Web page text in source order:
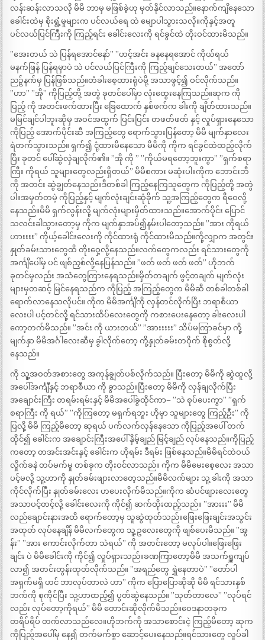
လန်းဆန်းလာသလို မိမိ ဘာမှ မဖြစ်ခဲ့ဟု မှတ်နိုင်လာသည်။နောက်ကျိနေသော
ခေါင်းထဲမှ စိုးရွံ့မှုများက ပင်လယ်ရေ ထဲ မျောပါသွားသလို။ကိုနှင့်အတူ
ပင်လယ်ပြင်ကြီးကို ကြည့်ရင်း ခေါင်းလေးကို ရင်ခွင်ထဲ တိုးဝင်ထားမိသည်။
”အေးတယ် သဲ ပြန်ရအောင်နော်” ”ဟင့်အင်း ခနနေရအောင် ကိုယ်ရယ်
မနက်ဖြန် ပြန်ရမှာပဲ သဲ ပင်လယ်ပြင်ကြီးကို ကြည့်ချင်သေးတယ်” အတော်
ညဉ့်နက်မှ ပြန်ဖြစ်သည်။တံခါးစေ့ထားရုံပဲမို့ အသာဖွင့်၍ ဝင်လိုက်သည်။
”ဟာ” ”အို” ကိုပြည့်တို့ အတွဲ ခုတင်ပေါ်မှာ လုံးထွေးနေကြသည်။ဆုက ကို
ပြည့် ကို အတင်းဖက်ထားပြီး ခြေထောက် နှစ်ဖက်က ခါးကို ချိတ်ထားသည်။
မမြင်ချင်ပါဘူးဆိုမှ အဝင်အထွက် ပြင်းပြင်း တဖတ်ဖတ် နှင့် လှုပ်ရှားနေသော
ကိုပြည့် အောက်ပိုင်းဆီ အကြည့်တွေ ရောက်သွားပြန်တော့ မိမိ မျက်နှာလေး
ရဲတက်သွားသည်။ ရှက်၍ ငုံ့ထားမိနေသော မိမိကို ကိုက ရင်ခွင်ထဲထည့်လိုက်
ပြီး ခုတင် ပေါ်ဆွဲလှဲချလိုက်၏။ ”အို ကို ” ”ကိုယ်မရတော့ဘူးကွာ” ”ရှက်စရာ
ကြီး ကိုရယ် သူများတွေလည်းရှိတယ်” မိမိစကား မဆုံးပါ။ကိုက ဘောင်းဘီ
ကို အတင်း ဆွဲချွတ်နေသည်။ဒီတစ်ခါ ကြည့်နေကြသူတွေက ကိုပြည့်တို့ အတွဲ
ပါ။အမှတ်တမဲ့ ကိုပြည့်နှင့် မျက်လုံးချင်းဆုံခိုက် သူ့အကြည့်တွေက ရီဝေလို့
နေသည်။မိမိ ရှက်လွန်းလို့ မျက်လုံးများမှိတ်ထားသည်။အောက်ပိုင်း ပြောင်
သလင်းခါသွားတော့မှ ကိုက မျက်နှာအပ်၍နမ်းပါတော့သည်။ ”အား ကိုရယ်
ဟားးးး” ကိုယ့်ခေါင်းလေးကို ကိုင်ထားရုံ ကိုင်ထားမိသည်။ကို့လျှာက အတွင်း
နှုတ်ခမ်းသားတွေထိ တိုးဝှေ့လို့နေသည်။လက်တွေကလည်း ရင်သားတွေကို
အင်္ကျီပေါ်မှ ပင် ဖျစ်ညှစ်လို့နေပြန်သည်။ ”ဖတ် ဖတ် ဖတ် ဖတ်” ဟိုဘက်
ခုတင်မှလည်း အသံတွေကြားနေရသည်။မှိတ်တချက် ဖွင့်တချက် မျက်လုံး
များမှတဆင့် မြင်နေရသည်က ကိုပြည့် အကြည့်တွေက မိမိဆီ တစ်ခါတစ်ခါ
ရောက်လာနေသလိုပင်။ ကိုက မိမိအင်္ကျီကို လှန်တင်လိုက်ပြီး ဘရာစီယာ
လေးပါ ပင့်တင်လို့ ရင်သားထိပ်လေးတွေကို ကစားပေးနေတော့ ခါးလေးပါ
ကော့တက်မိသည်။ ”အင်း ကို ယားတယ်” ”အားးးးး” သိပ်မကြာခင်မှာ ကို့
မျက်နှာ မိမိအင်္ဂါလေးဆီမှ ခွါလိုက်တော့ ကို့နှုတ်ခမ်းတဝိုက် စိုစွတ်လို့
နေသည်။
ကို သူ့အဝတ်အစားတွေ အကုန်ချွတ်ပစ်လိုက်သည်။ ပြီးတော့ မိမိကို ဆွဲထူလို့
အပေါ်အင်္ကျီနှင့် ဘရာစီယာ ကို ခွာသည်။ပြီးတော့ မိမိကို လှန်ချလိုက်ပြီး
အချောင်းကြီး တရမ်းရမ်းနှင့် မိမိအပေါ်ခွထိုင်ကာ– ”သဲ စုပ်ပေးကွာ” ”ရှက်
စရာကြီး ကို ရယ်” ”ကိုကြတော့ မရှက်ရဘူး ဟိုမှာ သူများတွေ ကြည့်ဦး” ကို
ပြလို့ မိမိ ကြည့်မိတော့ ဆုရယ် ပက်လက်လှန်နေသော ကိုပြည့်အပေါ် တက်
ထိုင်၍ ခေါင်းက အချောင်းကြီးအပေါ် နှိမ့်ချည် မြင့်ချည် လုပ်နေသည်။ကိုပြည့်
ကတော့ တအင်းအင်းနှင့် ခေါင်းက ဟိုရမ်း ဒီရမ်း ဖြစ်နေသည်။မိမိရင်ထဲဝယ်
လှိုက်ခနဲ တပ်မက်မှု တစ်ခုက တိုးဝင်လာသည်။ ကိုက မိမိမေးစေ့လေး အသာ
ပင့်မလို့ သူ့ဟာကို နှုတ်ခမ်းဖျားလာတေ့သည်။မိမိလက်များ သူ့ ခါးကို အသာ
ကိုင်လိုက်ပြီး နှုတ်ခမ်းလေး ဟပေးလိုက်မိသည်။ကိုက ဆံပင်ဖျားလေးတွေ
အသာပင့်တင့်လို့ ခေါင်းလေးကို ကိုင်၍ ဆက်ထိုးထည့်သည်။ ”အားးး” မိမိ
လည်ချောင်းနားအထိ ရောက်တော့မှ သူဆွဲထုတ်သည်။ဖြေးဖြေးချင်းအသွင်း
အထုတ် လုပ်နေချိန် မိမိလက်တွေက သူ့ဥလေးတွေကို ဖျစ်ပေးမိသည်။ ”အွ
န်း” ”အား ကောင်းလိုက်တာ သဲရယ်” ကို အတင်းတော့ မလုပ်ပါ။ဖြေးဖြေး
ချင်း ပဲ မိမိခေါင်းကို ကိုင်၍ လှုပ်ရှားသည်။ခဏကြာတော့မိမိ အသက်ရှူကျပ်
လာ၍ အတင်းတွန်းထုတ်လိုက်သည်။ ”အရည်တွေ ရွှဲနေတာပဲ” ”တော်ပါ
အရှက်မရှိ ဟင် ဘာလုပ်တာလဲ ဟာ” ကိုက ပြောပြောဆိုဆို မိမိ ရင်သားနှစ်
ဘက်ကို စုကိုင်ပြီး သူ့ဟာထည့်၍ ပွတ်ဆွဲနေသည်။ ”သုတ်တာလေ” ”လုပ်ရင်
လည်း လုပ်တော့ကိုရယ်” မိမိ တောင်းဆိုလိုက်မိသည်။ဝေဒနာတခုက
တရိပ်ရိပ် တက်လာသည်လေ။ဟိုဘက်ကို အသာစောင်းငဲ့ ကြည့်မိတော့ ဆုက
ကိုပြည့်အပေါ်မှ နေ၍ တက်မက်စွာ ဆောင့်ပေးနေသည်။ရင်သားတွေ လှုပ်ခါ